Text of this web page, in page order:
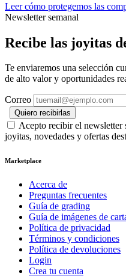
Leer cómo protegemos las
Newsletter semanal
Recibe las joyitas
Te enviaremos una selección
de alto valor y oportunidades
Correo
Quiero recibirlas
Acepto recibir el newsletter
joyitas, novedades y ofertas
Marketplace
Acerca de
Preguntas frecuentes
Guía de grading
Guía de imágenes de
Política de privacidad
Términos y condiciones
Política de devoluciones
Login
Crea tu cuenta